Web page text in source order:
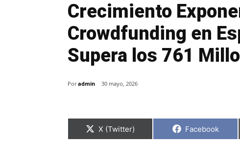
Crecimiento
Crowdfunding en
Supera los 761
Por admin 30 mayo, 2026
C
X (Twitter) C
Facebook